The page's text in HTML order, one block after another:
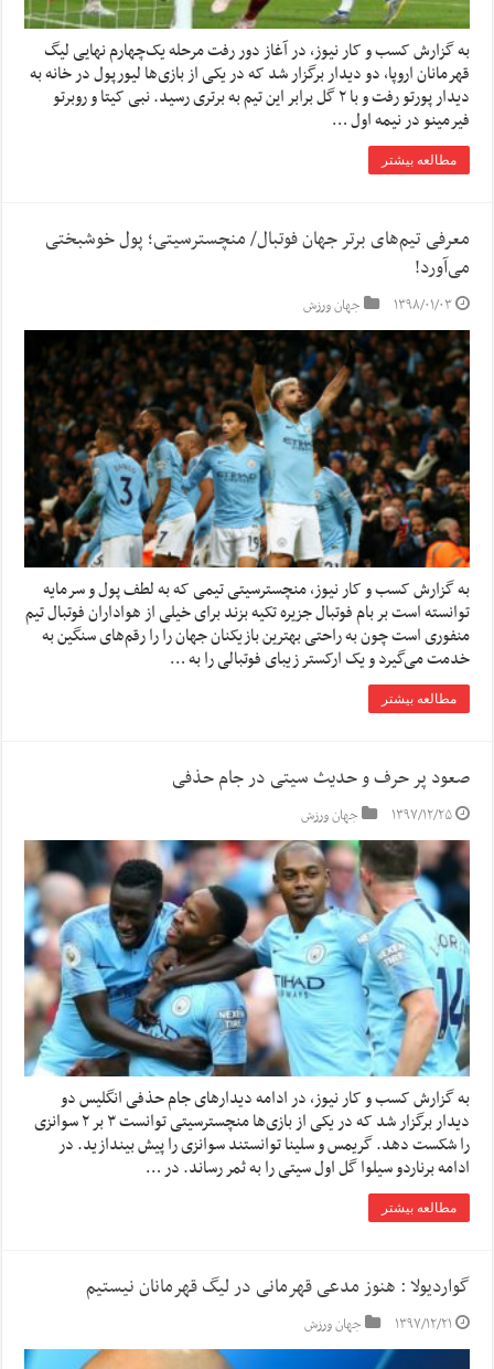
به گزارش کسب و کار نیوز، در آغاز دور رفت مرحله یک‌چهارم نهایی لیگ
قهرمانان اروپا، دو دیدار برگزار شد که در یکی از بازی‌ها لیورپول در خانه به
دیدار پورتو رفت و با ۲ گل برابر این تیم به برتری رسید. نبی کیتا و روبرتو
فیرمینو در نیمه اول …
مطالعه بیشتر
معرفی تیم‌های برتر جهان فوتبال/ منچسترسیتی؛ پول خوشبختی
می‌آورد!
۱۳۹۸/۰۱/۰۳ جهان ورزش
به گزارش کسب و کار نیوز، منچسترسیتی تیمی که به لطف پول و سرمایه
توانسته است بر بام فوتبال جزیره تکیه بزند برای خیلی از هواداران فوتبال تیم
منفوری است چون به راحتی بهترین بازیکنان جهان را را رقم‌های سنگین به
خدمت می‌گیرد و یک ارکستر زیبای فوتبالی را به …
مطالعه بیشتر
صعود پر حرف و حدیث سیتی در جام حذفی
۱۳۹۷/۱۲/۲۵ جهان ورزش
به گزارش کسب و کار نیوز، در ادامه دیدارهای جام حذفی انگلیس دو
دیدار برگزار شد که در یکی از بازی‌ها منچسترسیتی توانست ۳ بر ۲ سوانزی
را شکست دهد. گریمس و سلینا توانستند سوانزی را پیش بیندازید. در
ادامه برناردو سیلوا گل اول سیتی را به ثمر رساند. در …
مطالعه بیشتر
گواردیولا : هنوز مدعی قهرمانی در لیگ قهرمانان نیستیم
۱۳۹۷/۱۲/۲۱ جهان ورزش